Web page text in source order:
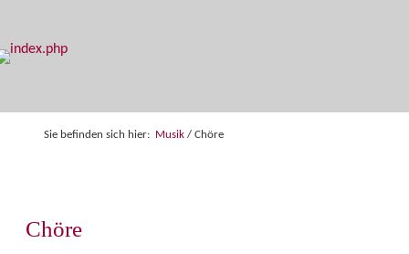
Sie befinden sich hier: Musik / Chöre
Chöre